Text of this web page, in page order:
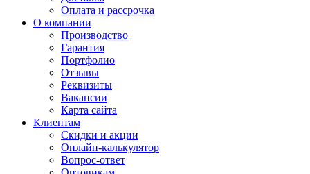
Оплата и рассрочка
О компании
Производство
Гарантия
Портфолио
Отзывы
Реквизиты
Вакансии
Карта сайта
Клиентам
Скидки и акции
Онлайн-калькулятор
Вопрос-ответ